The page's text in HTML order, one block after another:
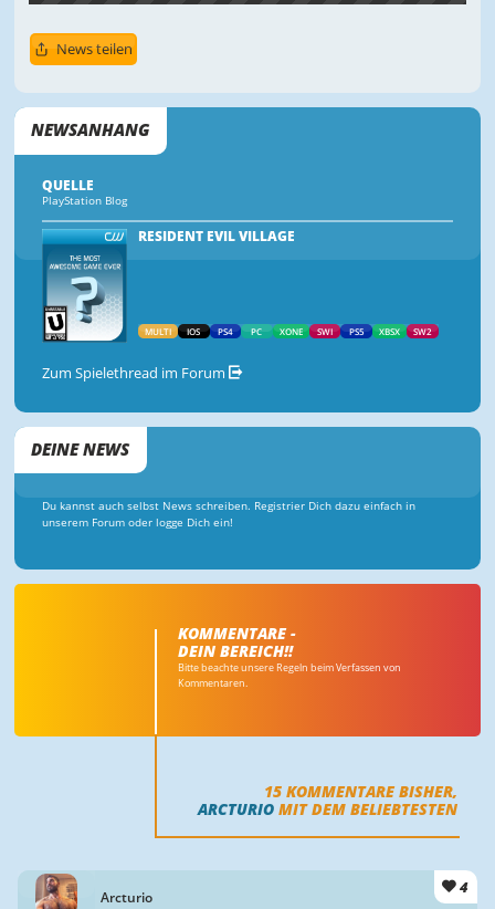
News teilen
NEWSANHANG
QUELLE
PlayStation Blog
RESIDENT EVIL VILLAGE
MULTI IOS PS4 PC XONE SWI PS5 XBSX SW2
Zum Spielethread im Forum
DEINE NEWS
Du kannst auch selbst News schreiben. Registrier Dich dazu einfach in
unserem Forum oder logge Dich ein!
KOMMENTARE -
DEIN BEREICH!!
Bitte beachte unsere Regeln beim Verfassen von
Kommentaren.
15 KOMMENTARE BISHER,
ARCTURIO MIT DEM BELIEBTESTEN
Arcturio
4